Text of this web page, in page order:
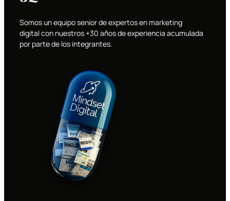
Somos un equipo senior de expertos en marketing
digital con nuestros +30 años de experiencia acumulada
por parte de los integrantes.